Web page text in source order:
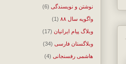
نوشتن و نویسندگی (6)
واگویه سال ۸۸ (1)
وبلاگ پیام ایرانیان (17)
وبلاگستان فارسی (34)
هاشمی رفسنجانی (4)